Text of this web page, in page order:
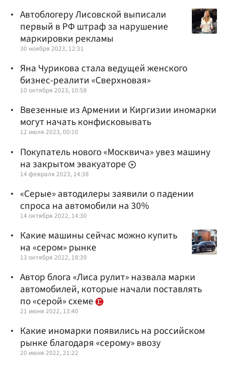
Автоблогеру Лисовской выписали
первый в РФ штраф за нарушение
маркировки рекламы
30 ноября 2023, 12:31
Яна Чурикова стала ведущей женского
бизнес-реалити «Сверхновая»
10 октября 2023, 10:58
Ввезенные из Армении и Киргизии иномарки
могут начать конфисковывать
12 июля 2023, 00:10
Покупатель нового «Москвича» увез машину
на закрытом эвакуаторе
14 февраля 2023, 14:38
«Серые» автодилеры заявили о падении
спроса на автомобили на 30%
14 октября 2022, 14:30
Какие машины сейчас можно купить
на «сером» рынке
13 октября 2022, 18:39
Автор блога «Лиса рулит» назвала марки
автомобилей, которые начали поставлять
по «серой» схеме
21 июня 2022, 13:40
Какие иномарки появились на российском
рынке благодаря «серому» ввозу
20 июня 2022, 21:22